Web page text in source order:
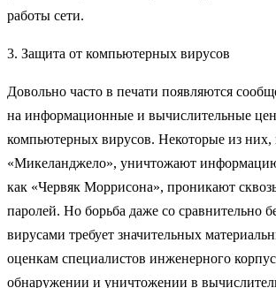
работы сети.
3. Защита от компьютерных вирусов
Довольно часто в печати появляются
на информационные и вычислительные
компьютерных вирусов. Некоторые из них,
«Микеланджело», уничтожают
как «Червяк Моррисона», проникают
паролей. Но борьба даже со сравнительно
вирусами требует значительных
оценкам специалистов инженерного
обнаружении и уничтожении в